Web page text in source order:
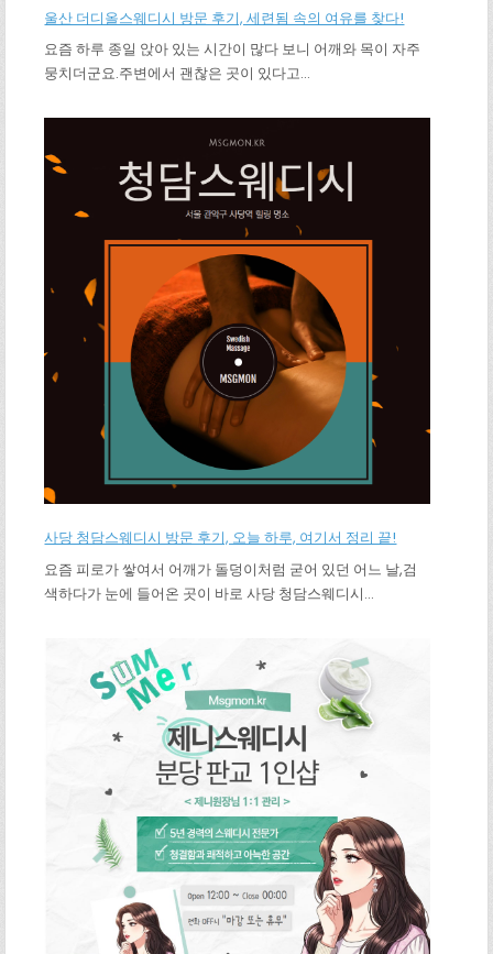
울산 더디올스웨디시 방문 후기, 세련됨 속의 여유를 찾다!
요즘 하루 종일 앉아 있는 시간이 많다 보니 어깨와 목이 자주
뭉치더군요.주변에서 괜찮은 곳이 있다고…
사당 청담스웨디시 방문 후기, 오늘 하루, 여기서 정리 끝!
요즘 피로가 쌓여서 어깨가 돌덩이처럼 굳어 있던 어느 날,검
색하다가 눈에 들어온 곳이 바로 사당 청담스웨디시…